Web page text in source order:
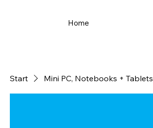
Start Mini PC, Notebooks + Tablets
Home